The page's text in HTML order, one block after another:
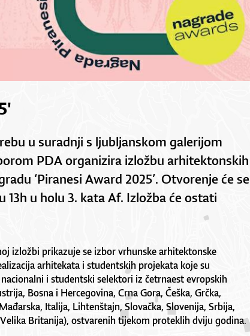
u suradnji s ljubljanskom galerijom
PDA organizira izložbu arhitektonskih
‘Piranesi Award 2025’. Otvorenje će se
13h u holu 3. kata Af. Izložba će ostati
izložbi prikazuje se izbor vrhunske arhitektonske
arhitekata i studentskih projekata koje su
i studentski selektori iz četrnaest evropskih
Bosna i Hercegovina, Crna Gora, Češka, Grčka,
Italija, Lihtenštajn, Slovačka, Slovenija, Srbija,
Britanija), ostvarenih tijekom proteklih dviju godina.